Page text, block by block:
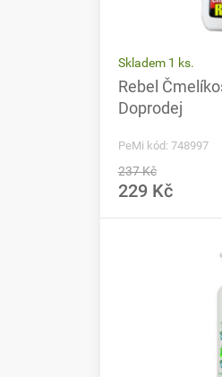
Skladem 1 ks.
Rebel
Doprodej
PeMi kód: 748997
237 Kč
229 Kč